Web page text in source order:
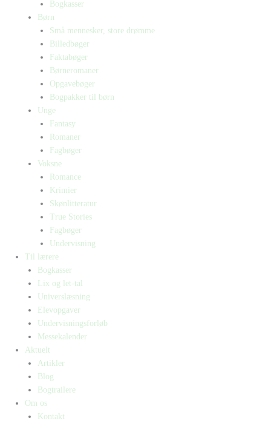
Bogkasser
Børn
Små mennesker, store drømme
Billedbøger
Faktabøger
Børneromaner
Opgavebøger
Bogpakker til børn
Unge
Fantasy
Romaner
Fagbøger
Voksne
Romance
Krimier
Skønlitteratur
True Stories
Fagbøger
Undervisning
Til lærere
Bogkasser
Lix og let-tal
Universlæsning
Elevopgaver
Undervisningsforløb
Messekalender
Aktuelt
Artikler
Blog
Bogtrailere
Om os
Kontakt